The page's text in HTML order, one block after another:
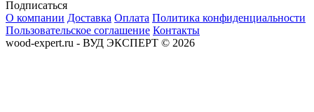
Подписаться
О компании Доставка Оплата Политика конфиденциальности
Пользовательское соглашение Контакты
wood-expert.ru - ВУД ЭКСПЕРТ © 2026